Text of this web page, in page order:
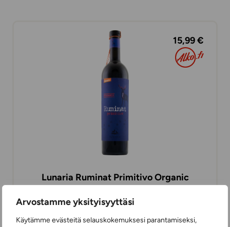
Arvostamme yksityisyyttäsi
Käytämme evästeitä selauskokemuksesi parantamiseksi,
15,99 €
Lunaria Ruminat Primitivo Organic
75 cl